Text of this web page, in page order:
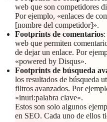
web que son competidores
Por ejemplo, «enlaces de
[nombre del competidor]».
Footprints de comentarios
web que permiten
de dejar un enlace. Por
«powered by Disqus».
Footprints de búsqueda
los resultados de búsqueda
filtros avanzados. Por
«inurl:palabra clave».
Estos son solo algunos
en SEO. Cada uno de ellos